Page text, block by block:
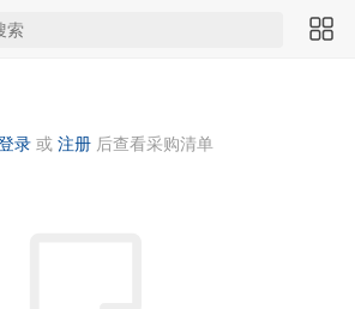
录 或 注册 后查看采购清单